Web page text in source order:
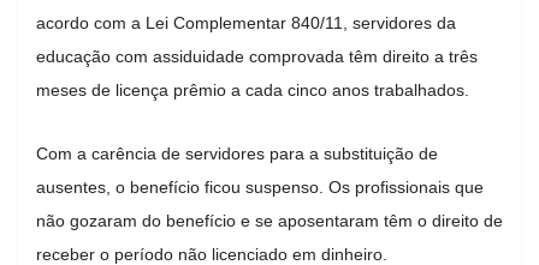
acordo com a Lei Complementar 840/11, servidores da
educação com assiduidade comprovada têm direito a três
meses de licença prêmio a cada cinco anos trabalhados.
Com a carência de servidores para a substituição de
ausentes, o benefício ficou suspenso. Os profissionais que
não gozaram do benefício e se aposentaram têm o direito de
receber o período não licenciado em dinheiro.